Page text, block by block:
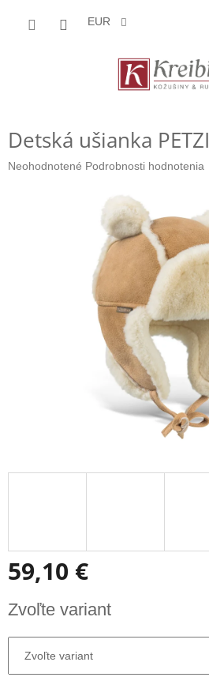
EUR
Detská ušianka PETZI
Priemerné
Neohodnotené Podrobnosti hodnotenia
59,10 €
cena:
Zvoľte variant